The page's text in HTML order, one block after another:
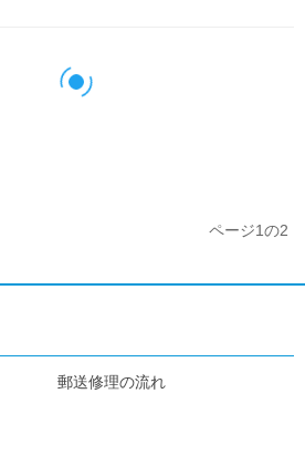
ページ1の2
郵送修理の流れ